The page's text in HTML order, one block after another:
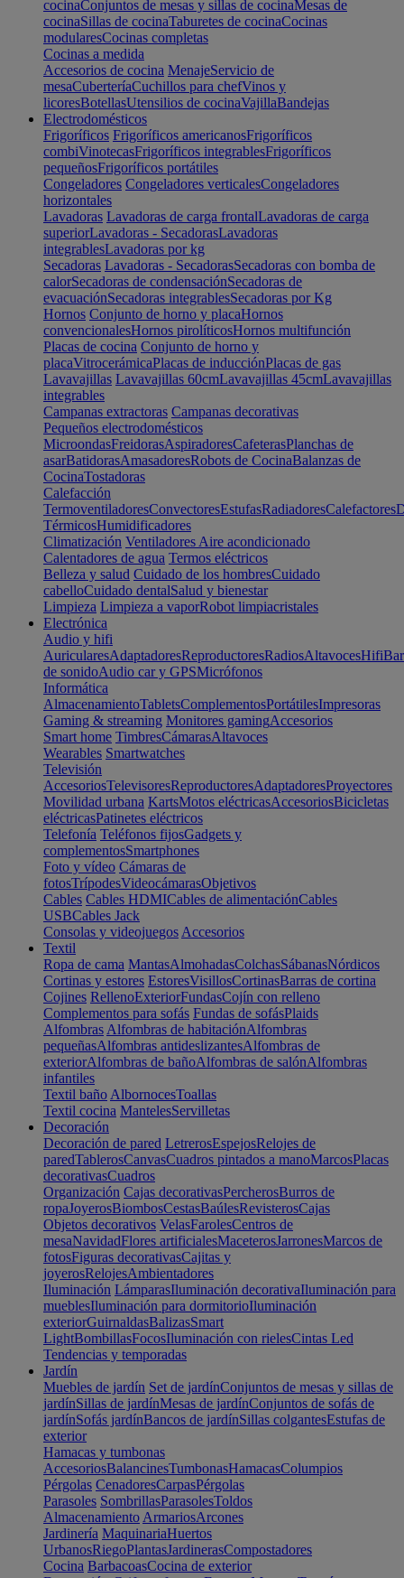
cocinaConjuntos de mesas y sillas de cocinaMesas de
cocinaSillas de cocinaTaburetes de cocinaCocinas
modularesCocinas completas
Cocinas a medida
Accesorios de cocina MenajeServicio de
mesaCuberteríaCuchillos para chefVinos y
licoresBotellasUtensilios de cocinaVajillaBandejas
Electrodomésticos
Frigoríficos Frigoríficos americanosFrigoríficos
combiVinotecasFrigoríficos integrablesFrigoríficos
pequeñosFrigoríficos portátiles
Congeladores Congeladores verticalesCongeladores
horizontales
Lavadoras Lavadoras de carga frontalLavadoras de carga
superiorLavadoras - SecadorasLavadoras
integrablesLavadoras por kg
Secadoras Lavadoras - SecadorasSecadoras con bomba de
calorSecadoras de condensaciónSecadoras de
evacuaciónSecadoras integrablesSecadoras por Kg
Hornos Conjunto de horno y placaHornos
convencionalesHornos pirolíticosHornos multifunción
Placas de cocina Conjunto de horno y
placaVitrocerámicaPlacas de inducciónPlacas de gas
Lavavajillas Lavavajillas 60cmLavavajillas 45cmLavavajillas
integrables
Campanas extractoras Campanas decorativas
Pequeños electrodomésticos
MicroondasFreidorasAspiradoresCafeterasPlanchas de
asarBatidorasAmasadoresRobots de CocinaBalanzas de
CocinaTostadoras
Calefacción
TermoventiladoresConvectoresEstufasRadiadoresCalefactores
TérmicosHumidificadores
Climatización Ventiladores Aire acondicionado
Calentadores de agua Termos eléctricos
Belleza y salud Cuidado de los hombresCuidado
cabelloCuidado dentalSalud y bienestar
Limpieza Limpieza a vaporRobot limpiacristales
Electrónica
Audio y hifi
AuricularesAdaptadoresReproductoresRadiosAltavocesHifi
de sonidoAudio car y GPSMicrófonos
Informática
AlmacenamientoTabletsComplementosPortátilesImpresoras
Gaming & streaming Monitores gamingAccesorios
Smart home TimbresCámarasAltavoces
Wearables Smartwatches
Televisión
AccesoriosTelevisoresReproductoresAdaptadoresProyectores
Movilidad urbana KartsMotos eléctricasAccesoriosBicicletas
eléctricasPatinetes eléctricos
Telefonía Teléfonos fijosGadgets y
complementosSmartphones
Foto y vídeo Cámaras de
fotosTrípodesVideocámarasObjetivos
Cables Cables HDMICables de alimentaciónCables
USBCables Jack
Consolas y videojuegos Accesorios
Textil
Ropa de cama MantasAlmohadasColchasSábanasNórdicos
Cortinas y estores EstoresVisillosCortinasBarras de cortina
Cojines RellenoExteriorFundasCojín con relleno
Complementos para sofás Fundas de sofásPlaids
Alfombras Alfombras de habitaciónAlfombras
pequeñasAlfombras antideslizantesAlfombras de
exteriorAlfombras de bañoAlfombras de salónAlfombras
infantiles
Textil baño AlbornocesToallas
Textil cocina MantelesServilletas
Decoración
Decoración de pared LetrerosEspejosRelojes de
paredTablerosCanvasCuadros pintados a manoMarcosPlacas
decorativasCuadros
Organización Cajas decorativasPercherosBurros de
ropaJoyerosBiombosCestasBaúlesRevisterosCajas
Objetos decorativos VelasFarolesCentros de
mesaNavidadFlores artificialesMaceterosJarronesMarcos de
fotosFiguras decorativasCajitas y
joyerosRelojesAmbientadores
Iluminación LámparasIluminación decorativaIluminación para
mueblesIluminación para dormitorioIluminación
exteriorGuirnaldasBalizasSmart
LightBombillasFocosIluminación con rielesCintas Led
Tendencias y temporadas
Jardín
Muebles de jardín Set de jardínConjuntos de mesas y sillas de
jardínSillas de jardínMesas de jardínConjuntos de sofás de
jardínSofás jardínBancos de jardínSillas colgantesEstufas de
exterior
Hamacas y tumbonas
AccesoriosBalancinesTumbonasHamacasColumpios
Pérgolas CenadoresCarpasPérgolas
Parasoles SombrillasParasolesToldos
Almacenamiento ArmariosArcones
Jardinería MaquinariaHuertos
UrbanosRiegoPlantasJardinerasCompostadores
Cocina BarbacoasCocina de exterior